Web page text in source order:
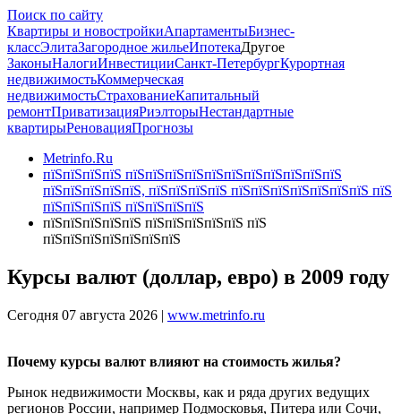
Поиск по сайту
Квартиры и новостройкиАпартаментыБизнес-
классЭлитаЗагородное жильеИпотекаДругое
ЗаконыНалогиИнвестицииСанкт-ПетербургКурортная
недвижимостьКоммерческая
недвижимостьСтрахованиеКапитальный
ремонтПриватизацияРиэлторыНестандартные
квартирыРеновацияПрогнозы
Metrinfo.Ru
пїЅпїЅпїЅпїЅ пїЅпїЅпїЅпїЅпїЅпїЅпїЅпїЅпїЅпїЅпїЅ
пїЅпїЅпїЅпїЅпїЅ, пїЅпїЅпїЅпїЅ пїЅпїЅпїЅпїЅпїЅпїЅпїЅ пїЅ
пїЅпїЅпїЅпїЅ пїЅпїЅпїЅпїЅ
пїЅпїЅпїЅпїЅпїЅ пїЅпїЅпїЅпїЅпїЅ пїЅ
пїЅпїЅпїЅпїЅпїЅпїЅпїЅ
Курсы валют (доллар, евро) в 2009 году
Сегодня 07 августа 2026 | www.metrinfo.ru
Почему курсы валют влияют на стоимость жилья?
Рынок недвижимости Москвы, как и ряда других ведущих
регионов России, например Подмосковья, Питера или Сочи,